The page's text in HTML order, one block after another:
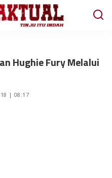
Hughie Fury Melalui
| 08:17